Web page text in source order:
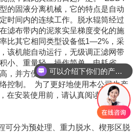
的固液分离机械，它的特点是自动
时间内的连续工作。脱水辊筒经过
滤布带内的泥浆实呈梯度变化的施
比其它相同类型设备低1—2%，采
该机能自动运行，无级调正滤网带
小、重量轻、操作简单、电耗省、
，并方便与其它污水处理设备实行
控制。 为了更好地使用本公司生产
在安装使用前，请认真阅读以下说
可分为预处理、重力脱水、楔形区脱
可以介绍下你们的产品么